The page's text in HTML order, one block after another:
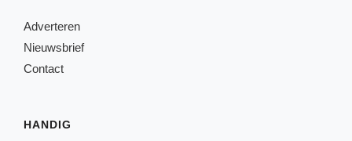
Adverteren
Nieuwsbrief
Contact
HANDIG